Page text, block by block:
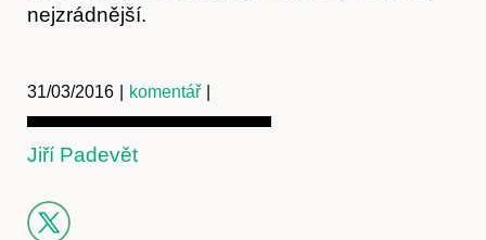
nejzrádnější.
31/03/2016 komentář
Jiří Padevět